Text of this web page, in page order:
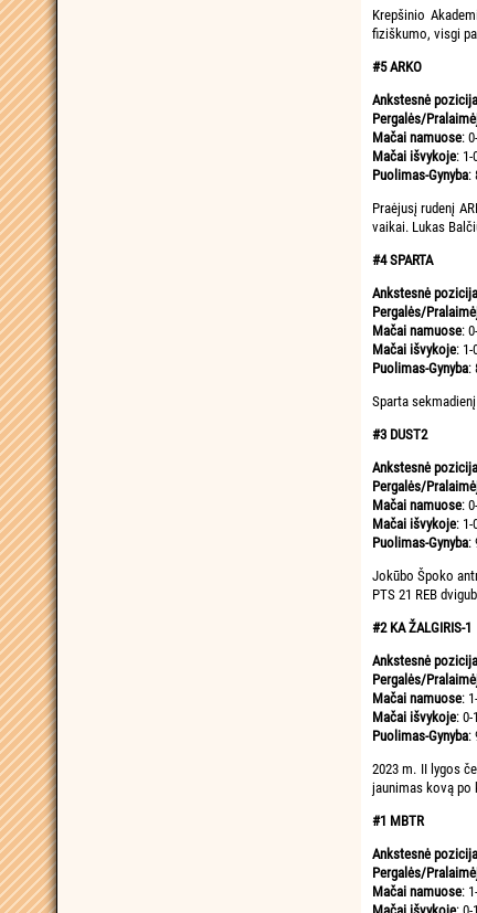
Krepšinio
fiziškumo, visgi
#5 ARKO
Ankstesnė pozicija
Pergalės/
Mačai namuose:
Mačai išvykoje: 1-
Puolimas-Gynyba:
Praėjusį rudenį
vaikai. Lukas
#4 SPARTA
Ankstesnė pozicija
Pergalės/
Mačai namuose:
Mačai išvykoje: 1-
Puolimas-Gynyba:
Sparta
#3 DUST2
Ankstesnė pozicija
Pergalės/
Mačai namuose:
Mačai išvykoje: 1-
Puolimas-Gynyba:
Jokūbo Špoko
PTS 21 REB
#2 KA ŽALGIRIS-1
Ankstesnė pozicija
Pergalės/
Mačai namuose:
Mačai išvykoje: 0-1
Puolimas-Gynyba:
2023 m. II lygos
jaunimas kovą po
#1 MBTR
Ankstesnė pozicija
Pergalės/
Mačai namuose: